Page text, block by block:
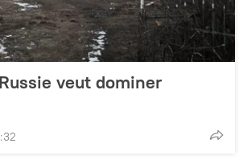
veut dominer